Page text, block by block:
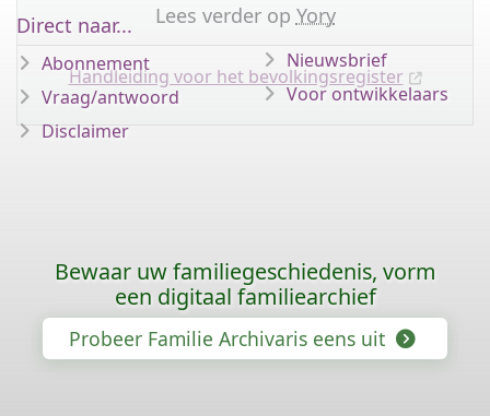
Lees verder op Yory
Handleiding voor het bevolkingsregister
Direct naar...
Abonnement
Vraag/antwoord
Disclaimer
Nieuwsbrief
Voor ontwikkelaars
Bewaar uw familiegeschiedenis, vorm
een digitaal familiearchief
Probeer Familie Archivaris eens uit